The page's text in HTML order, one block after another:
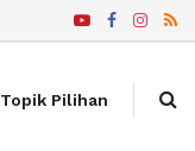
Topik Pilihan